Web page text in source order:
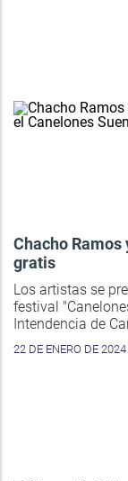
Chacho
gratis
Los artistas se
festival
Intendencia de
22 DE ENERO DE